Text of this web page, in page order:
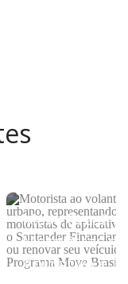
Move Brasil
Motoristas de
Aplicativo e